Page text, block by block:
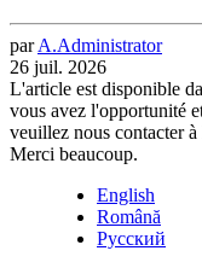
parA.Administrator
26 juil. 2026
L'article est disponible
vous avez l'opportunité
veuillez nous contacter
Merci beaucoup.
English
Română
Русский